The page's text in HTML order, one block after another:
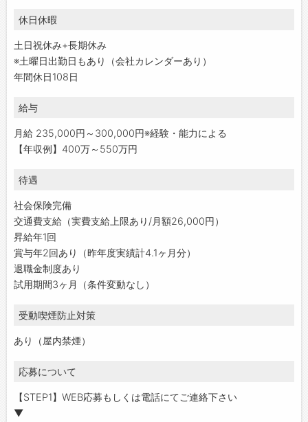
休日休暇
土日祝休み+長期休み
※土曜日出勤日もあり（会社カレンダーあり）
年間休日108日
給与
月給 235,000円～300,000円※経験・能力による
【年収例】400万～550万円
待遇
社会保険完備
交通費支給（実費支給上限あり/月額26,000円）
昇給年1回
賞与年2回あり（昨年度実績計4.1ヶ月分）
退職金制度あり
試用期間3ヶ月（条件変動なし）
受動喫煙防止対策
あり（屋内禁煙）
応募について
【STEP1】WEB応募もしくは電話にてご連絡下さい
▼